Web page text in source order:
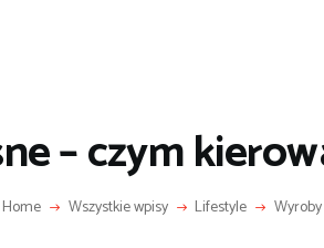
– czym
Home Wszystkie wpisy Lifestyle